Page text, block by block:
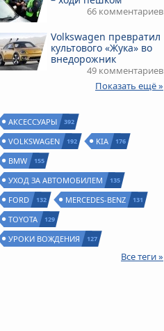
66 комментариев
Volkswagen превратил
культового «Жука» во
внедорожник
49 комментариев
Показать ещё »
АКСЕССУАРЫ 392
VOLKSWAGEN 192 KIA 176
BMW 155
УХОД ЗА АВТОМОБИЛЕМ 135
FORD 132 MERCEDES-BENZ 131
TOYOTA 129
УРОКИ ВОЖДЕНИЯ 127
Все теги »